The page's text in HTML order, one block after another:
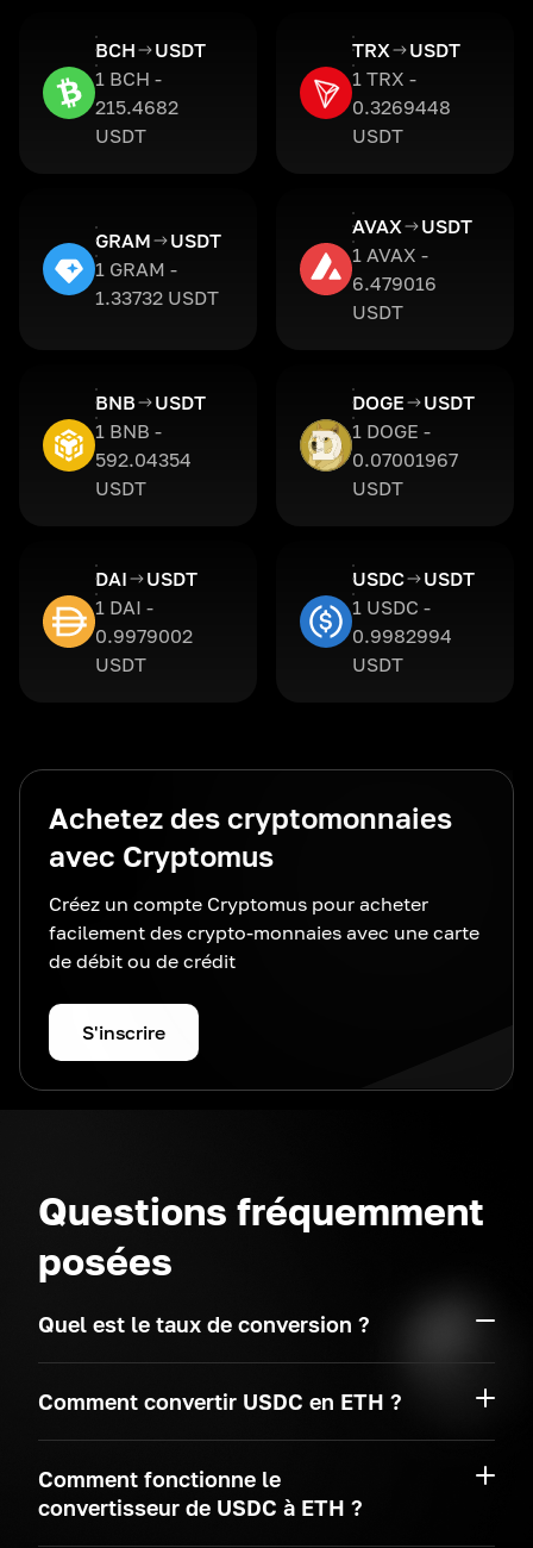
BCH
USDT
1 BCH -
215.4682
USDT
TRX
USDT
1 TRX -
0.3269448
USDT
GRAM
USDT
1 GRAM -
1.33732 USDT
AVAX
USDT
1 AVAX -
6.479016
USDT
BNB
USDT
1 BNB -
592.04354
USDT
DOGE
USDT
1 DOGE -
0.07001967
USDT
DAI
USDT
1 DAI -
0.9979002
USDT
USDC
USDT
1 USDC -
0.9982994
USDT
Achetez des cryptomonnaies
avec Cryptomus
Créez un compte Cryptomus pour acheter
facilement des crypto-monnaies avec une carte
de débit ou de crédit
S'inscrire
Questions fréquemment
posées
Quel est le taux de conversion ?
Comment convertir USDC en ETH ?
Comment fonctionne le
convertisseur de USDC à ETH ?